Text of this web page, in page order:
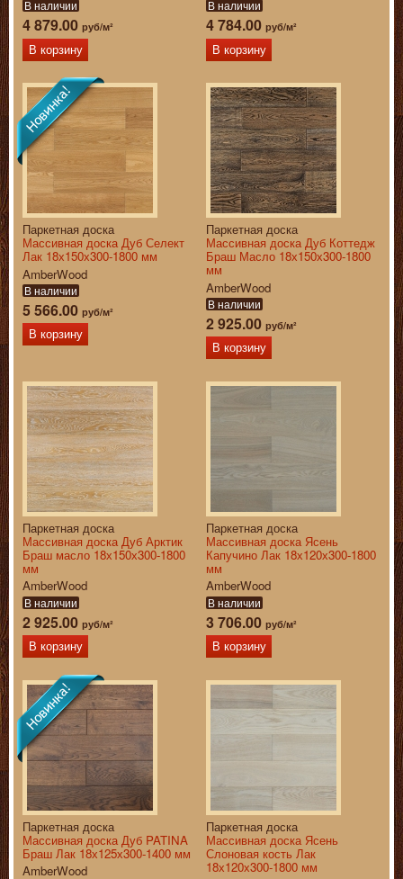
В наличии
4 879.00 руб/м²
В корзину
В наличии
4 784.00 руб/м²
В корзину
Паркетная доска
Массивная доска Дуб Селект
Лак 18х150х300-1800 мм
AmberWood
В наличии
5 566.00 руб/м²
В корзину
Паркетная доска
Массивная доска Дуб Коттедж
Браш Масло 18х150х300-1800
мм
AmberWood
В наличии
2 925.00 руб/м²
В корзину
Паркетная доска
Массивная доска Дуб Арктик
Браш масло 18х150х300-1800
мм
AmberWood
В наличии
2 925.00 руб/м²
В корзину
Паркетная доска
Массивная доска Ясень
Капучино Лак 18х120х300-1800
мм
AmberWood
В наличии
3 706.00 руб/м²
В корзину
Паркетная доска
Массивная доска Дуб PATINA
Браш Лак 18х125х300-1400 мм
AmberWood
Паркетная доска
Массивная доска Ясень
Слоновая кость Лак
18х120х300-1800 мм